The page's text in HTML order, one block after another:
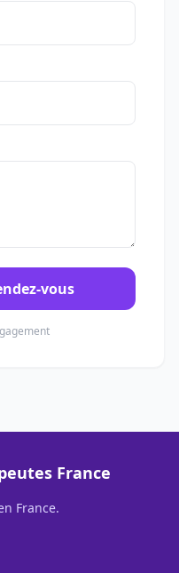
vous
France
France.